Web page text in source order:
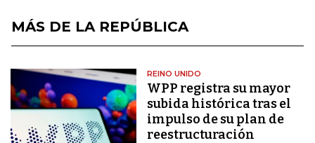
MÁS DE LA REPÚBLICA
REINO UNIDO
WPP registra su mayor
subida histórica tras el
impulso de su plan de
reestructuración